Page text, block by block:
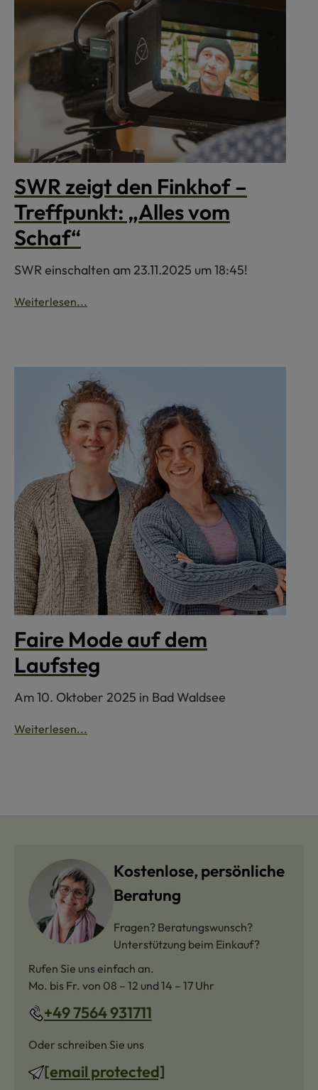
SWR zeigt den Finkhof –
Treffpunkt: „Alles vom
Schaf“
SWR einschalten am 23.11.2025 um 18:45!
Weiterlesen...
Faire Mode auf dem
Laufsteg
Am 10. Oktober 2025 in Bad Waldsee
Weiterlesen...
Kostenlose, persönliche
Beratung
Fragen? Beratungswunsch?
Unterstützung beim Einkauf?
Rufen Sie uns einfach an.
Mo. bis Fr. von 08 – 12 und 14 – 17 Uhr
+49 7564 931711
Oder schreiben Sie uns
[email protected]